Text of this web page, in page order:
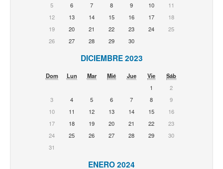
5
6 7 8 9 10
11
12
13 14 15 16 17
18
19
20 21 22 23 24
25
26
27 28 29 30
DICIEMBRE 2023
Dom Lun Mar Mié Jue Vie
Sáb
1
2
3
4 5 6 7 8
9
10
11 12 13 14 15
16
17
18 19 20 21 22
23
24
25 26 27 28 29
30
31
ENERO 2024